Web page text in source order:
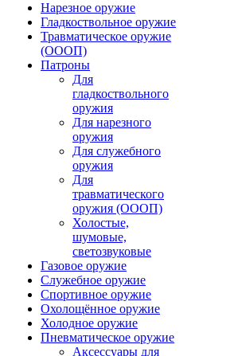
Нарезное оружие
Гладкоствольное оружие
Травматическое оружие
(ОООП)
Патроны
Для
гладкоствольного
оружия
Для нарезного
оружия
Для служебного
оружия
Для
травматического
оружия (ОООП)
Холостые,
шумовые,
светозвуковые
Газовое оружие
Служебное оружие
Спортивное оружие
Охолощённое оружие
Холодное оружие
Пневматическое оружие
Аксессуары для